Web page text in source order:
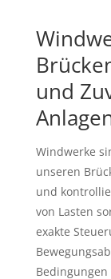
und
Windwerke
unseren
und
von Lasten
exakte